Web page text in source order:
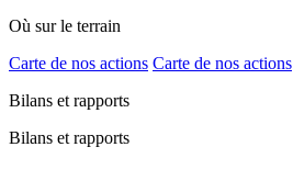
Où sur le terrain
Carte de nos actions Carte de nos actions
Bilans et rapports
Bilans et rapports